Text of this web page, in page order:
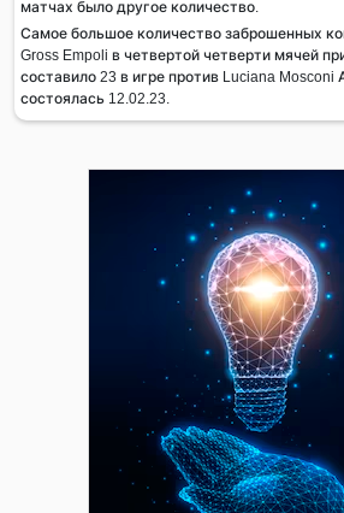
матчах было другое количество.
Самое большое количество заброшенных
Gross Empoli в четвертой четверти мячей
составило 23 в игре против Luciana Mosconi
состоялась 12.02.23.